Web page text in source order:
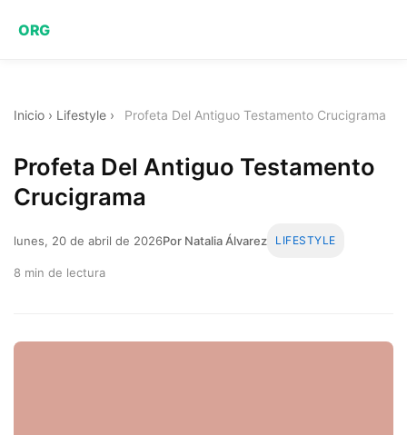
ORG
Inicio › Lifestyle › Profeta Del Antiguo Testamento Crucigrama
Profeta Del Antiguo Testamento
Crucigrama
lunes, 20 de abril de 2026Por Natalia Álvarez LIFESTYLE
8 min de lectura